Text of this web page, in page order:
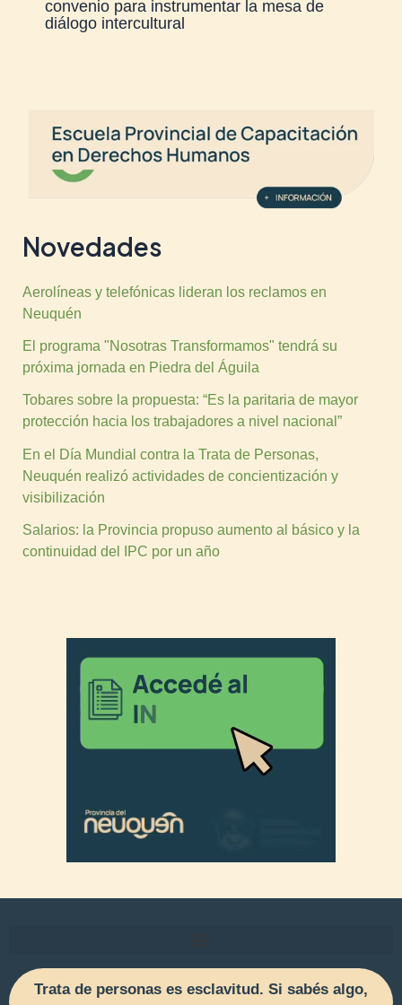
convenio para instrumentar la mesa de
diálogo intercultural
Novedades
Aerolíneas y telefónicas lideran los reclamos en
Neuquén
El programa "Nosotras Transformamos" tendrá su
próxima jornada en Piedra del Águila
Tobares sobre la propuesta: “Es la paritaria de mayor
protección hacia los trabajadores a nivel nacional”
En el Día Mundial contra la Trata de Personas,
Neuquén realizó actividades de concientización y
visibilización
Salarios: la Provincia propuso aumento al básico y la
continuidad del IPC por un año
Trata de personas es esclavitud. Si sabés algo,